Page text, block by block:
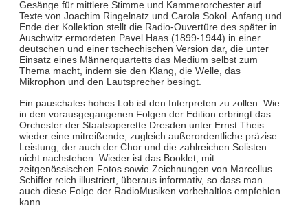
Gesänge für mittlere Stimme und Kammerorchester auf
Texte von Joachim Ringelnatz und Carola Sokol. Anfang und
Ende der Kollektion stellt die Radio-Ouvertüre des später in
Auschwitz ermordeten Pavel Haas (1899-1944) in einer
deutschen und einer tschechischen Version dar, die unter
Einsatz eines Männerquartetts das Medium selbst zum
Thema macht, indem sie den Klang, die Welle, das
Mikrophon und den Lautsprecher besingt.
Ein pauschales hohes Lob ist den Interpreten zu zollen. Wie
in den vorausgegangenen Folgen der Edition erbringt das
Orchester der Staatsoperette Dresden unter Ernst Theis
wieder eine mitreißende, zugleich außerordentliche präzise
Leistung, der auch der Chor und die zahlreichen Solisten
nicht nachstehen. Wieder ist das Booklet, mit
zeitgenössischen Fotos sowie Zeichnungen von Marcellus
Schiffer reich illustriert, überaus informativ, so dass man
auch diese Folge der RadioMusiken vorbehaltlos empfehlen
kann.